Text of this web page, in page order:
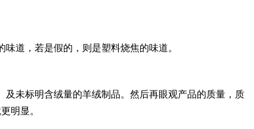
道，若是假的，则是塑料烧焦的味道。
未标明含绒量的羊绒制品。然后再眼观产品的质量，质
明显。